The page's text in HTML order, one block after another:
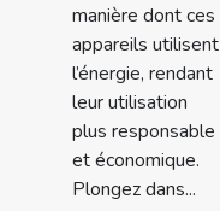
manière dont ces
appareils utilisent
l’énergie, rendant
leur utilisation
plus responsable
et économique.
Plongez dans...